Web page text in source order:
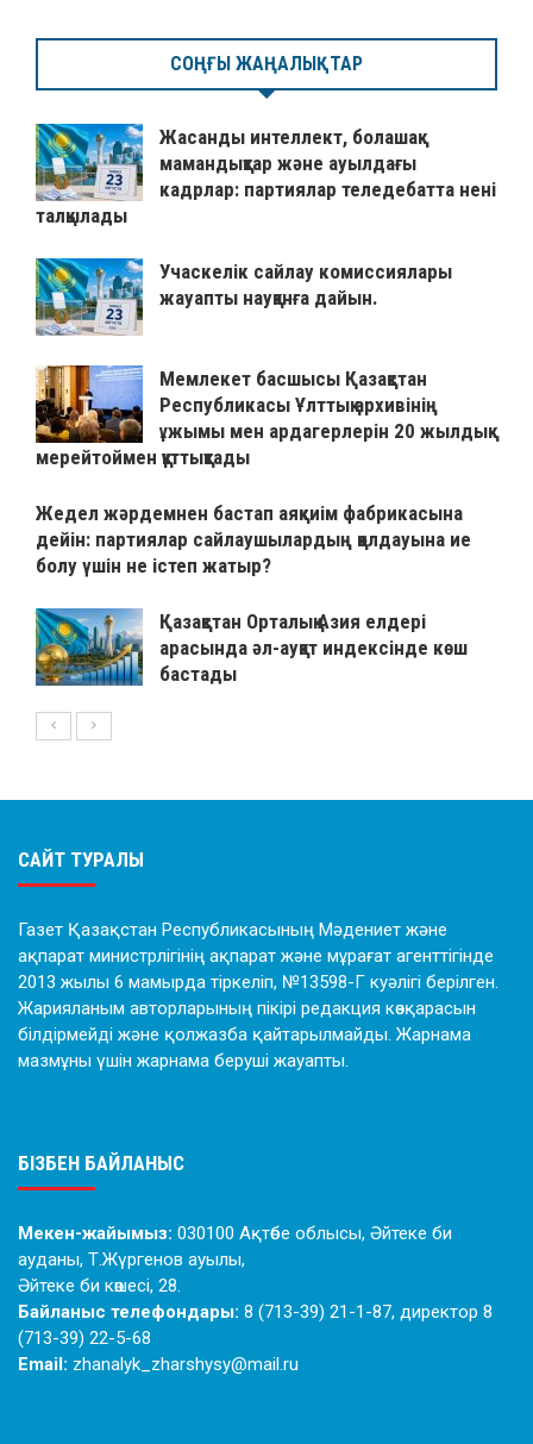
СОҢҒЫ ЖАҢАЛЫҚТАР
Жасанды интеллект, болашақ
мамандықтар және ауылдағы
кадрлар: партиялар теледебатта нені
талқылады
Учаскелік сайлау комиссиялары
жауапты науқанға дайын.
Мемлекет басшысы Қазақстан
Республикасы Ұлттық архивінің
ұжымы мен ардагерлерін 20 жылдық
мерейтоймен құттықтады
Жедел жәрдемнен бастап аяқкиім фабрикасына
дейін: партиялар сайлаушылардың қолдауына ие
болу үшін не істеп жатыр?
Қазақстан Орталық Азия елдері
арасында әл-ауқат индексінде көш
бастады
САЙТ ТУРАЛЫ
Газет Қазақстан Республикасының Мәдениет және
ақпарат министрлігінің ақпарат және мұрағат агенттігінде
2013 жылы 6 мамырда тіркеліп, №13598-Г куәлігі берілген.
Жарияланым авторларының пікірі редакция көзқарасын
білдірмейді және қолжазба қайтарылмайды. Жарнама
мазмұны үшін жарнама беруші жауапты.
БІЗБЕН БАЙЛАНЫС
Мекен-жайымыз: 030100 Ақтөбе облысы, Әйтеке би
ауданы, Т.Жүргенов ауылы,
Әйтеке би көшесі, 28.
Байланыс телефондары: 8 (713-39) 21-1-87, директор 8
(713-39) 22-5-68
Email: zhanalyk_zharshysy@mail.ru